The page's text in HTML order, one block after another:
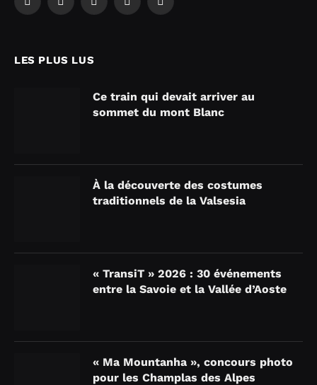
Facebook
X
InstagramYouTubeLinkedIn
LES PLUS LUS
Ce train qui devait arriver au
sommet du mont Blanc
À la découverte des costumes
traditionnels de la Valsesia
« TransiT » 2026 : 30 événements
entre la Savoie et la Vallée d’Aoste
« Ma Mountanha », concours photo
pour les Champlas des Alpes